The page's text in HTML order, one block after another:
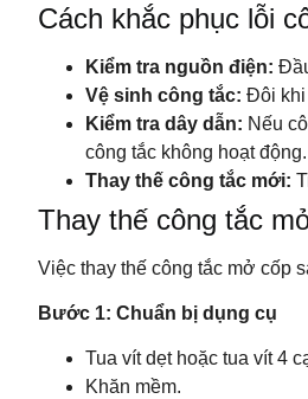
Cách khắc phục lỗi
Kiểm tra nguồn điện:
Vệ sinh công tắc: Đôi khi
Kiểm tra dây dẫn: Nếu
công tắc không hoạt động.
Thay thế công tắc mới:
Thay thế công tắc
Việc thay thế công tắc mở cốp
Bước 1: Chuẩn bị dụng cụ
Tua vít dẹt hoặc tua vít 4
Khăn mềm.